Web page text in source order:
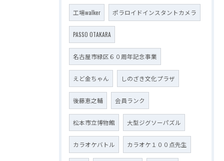
工場walker ポラロイドインスタントカメラ
PASSO OTAKARA
名古屋市緑区６０周年記念事業
えど金ちゃん しのざき文化プラザ
後藤恵之輔 会員ランク
松本市立博物館 大型ジグソーパズル
カラオケバトル カラオケ１００点先生